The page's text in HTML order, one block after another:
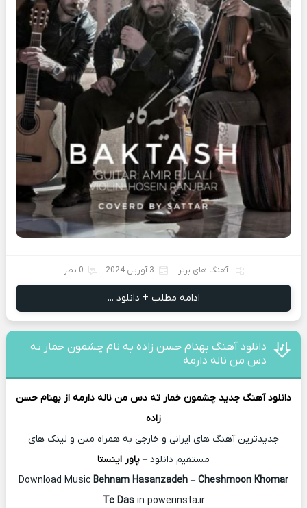
آهنگ های برتر 3 آوریل 2024 0 نظر
ادامه مطلب + دانلود ...
دانلود آهنگ بهنام حسن زاده به نام چشمون خمار ته
دس من ناله دارمه
دانلود آهنگ جدید چشمون خمار ته دس من ناله دارمه از بهنام حسن
زاده
جدیدترین آهنگ های ایرانی و خارجی به همراه متن و لینک های
مستقیم دانلود – پاور اینستا
Download Music
Behnam Hasanzadeh– Cheshmoon Khomar
Te Das in powerinsta.ir